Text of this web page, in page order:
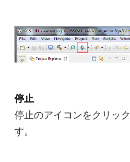
停止
停止のアイコンをクリッ
す。